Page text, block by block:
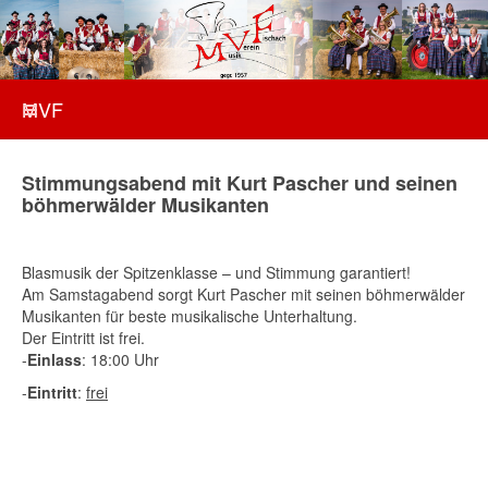
MVF
Stimmungsabend mit Kurt Pascher und seinen
böhmerwälder Musikanten
Blasmusik der Spitzenklasse – und Stimmung garantiert!
Am Samstagabend sorgt Kurt Pascher mit seinen böhmerwälder
Musikanten für beste musikalische Unterhaltung.
Der Eintritt ist frei.
-Einlass: 18:00 Uhr
-Eintritt: frei